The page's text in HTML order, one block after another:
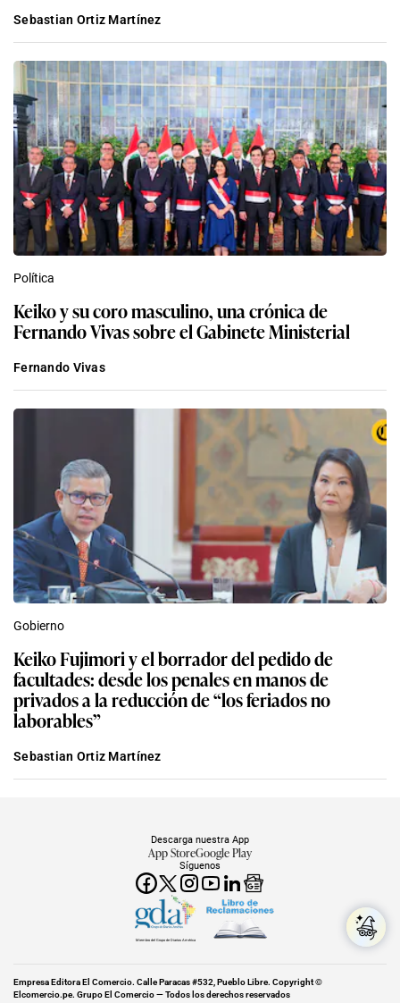
Sebastian Ortiz Martínez
Política
Keiko y su coro masculino, una crónica de
Fernando Vivas sobre el Gabinete Ministerial
Fernando Vivas
Gobierno
Keiko Fujimori y el borrador del pedido de
facultades: desde los penales en manos de
privados a la reducción de “los feriados no
laborables”
Sebastian Ortiz Martínez
Síguenos
Descarga nuestra App
App StoreGoogle Play
Miembro del Grupo de Diarios América
Empresa Editora El Comercio. Calle Paracas #532, Pueblo Libre. Copyright ©
Elcomercio.pe. Grupo El Comercio — Todos los derechos reservados